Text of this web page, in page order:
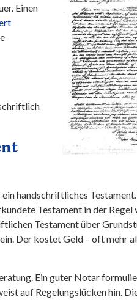
Einen
handschriftliches
Testament in der Regel
Testament über
Der kostet Geld – oft mehr
Ein guter Notar
auf Regelungslücken hin.